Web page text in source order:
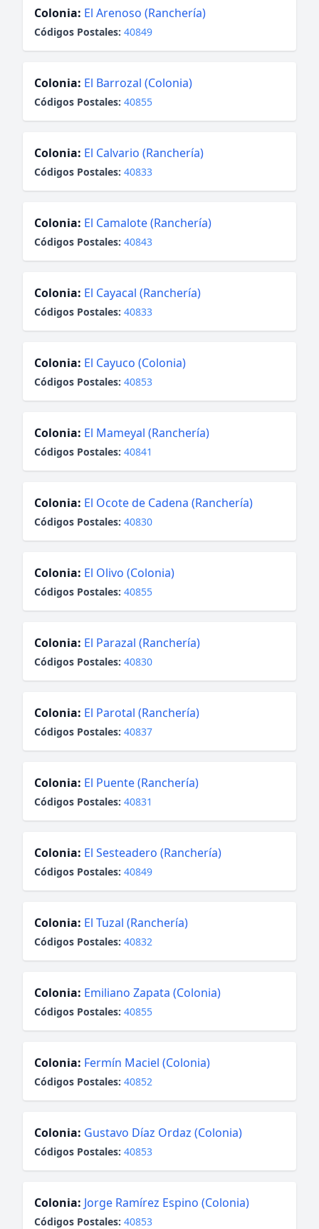
Colonia: El Arenoso (Ranchería)
Códigos Postales: 40849
Colonia: El Barrozal (Colonia)
Códigos Postales: 40855
Colonia: El Calvario (Ranchería)
Códigos Postales: 40833
Colonia: El Camalote (Ranchería)
Códigos Postales: 40843
Colonia: El Cayacal (Ranchería)
Códigos Postales: 40833
Colonia: El Cayuco (Colonia)
Códigos Postales: 40853
Colonia: El Mameyal (Ranchería)
Códigos Postales: 40841
Colonia: El Ocote de Cadena (Ranchería)
Códigos Postales: 40830
Colonia: El Olivo (Colonia)
Códigos Postales: 40855
Colonia: El Parazal (Ranchería)
Códigos Postales: 40830
Colonia: El Parotal (Ranchería)
Códigos Postales: 40837
Colonia: El Puente (Ranchería)
Códigos Postales: 40831
Colonia: El Sesteadero (Ranchería)
Códigos Postales: 40849
Colonia: El Tuzal (Ranchería)
Códigos Postales: 40832
Colonia: Emiliano Zapata (Colonia)
Códigos Postales: 40855
Colonia: Fermín Maciel (Colonia)
Códigos Postales: 40852
Colonia: Gustavo Díaz Ordaz (Colonia)
Códigos Postales: 40853
Colonia: Jorge Ramírez Espino (Colonia)
Códigos Postales: 40853